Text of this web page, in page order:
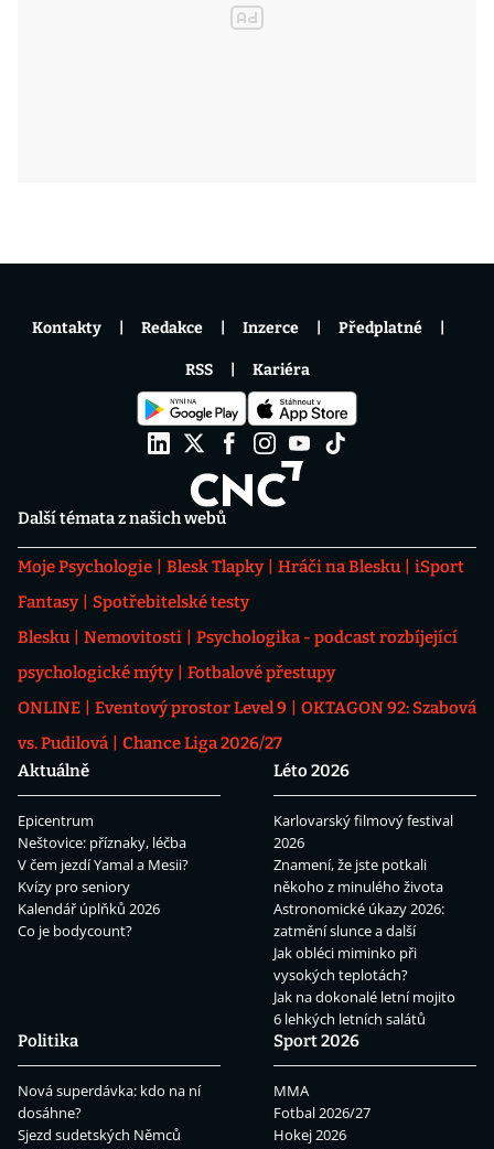
Další témata z našich webů
Moje Psychologie Blesk Tlapky Hráči na Blesku
iSport
Fantasy
Spotřebitelské testy
Blesku
Nemovitosti
Psychologika - podcast rozbíjející
psychologické mýty
Fotbalové přestupy
ONLINE
Eventový prostor Level 9
OKTAGON 92: Szabová
vs. Pudilová
Chance Liga 2026/27
Aktuálně
Epicentrum
Neštovice: příznaky, léčba
V čem jezdí Yamal a Mesii?
Kvízy pro seniory
Kalendář úplňků 2026
Co je bodycount?
Léto 2026
Karlovarský filmový festival
2026
Znamení, že jste potkali
někoho z minulého života
Astronomické úkazy 2026:
zatmění slunce a další
Jak obléci miminko při
vysokých teplotách?
Jak na dokonalé letní mojito
6 lehkých letních salátů
Politika
Nová superdávka: kdo na ní
dosáhne?
Sjezd sudetských Němců
Sport 2026
MMA
Fotbal 2026/27
Hokej 2026
Kontakty Redakce Inzerce Předplatné
RSS Kariéra